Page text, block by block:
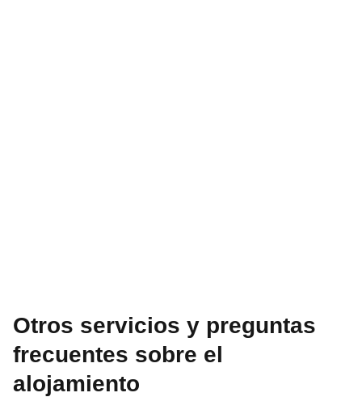
Otros servicios y preguntas
frecuentes sobre el
alojamiento